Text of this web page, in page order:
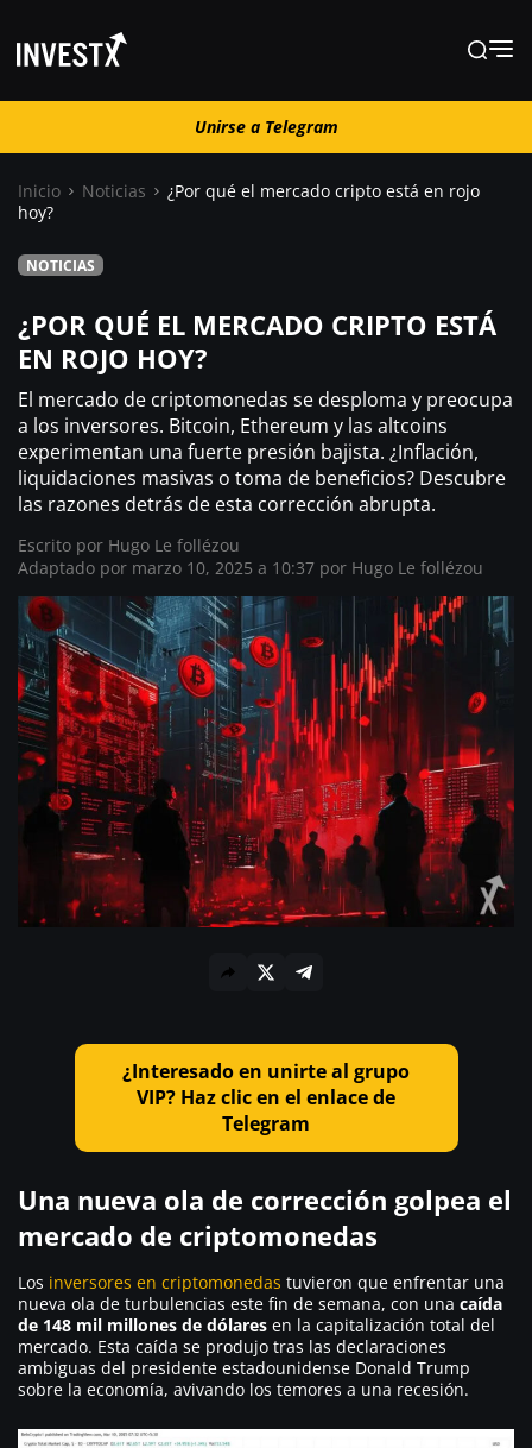
Unirse a Telegram
Guías
Trading
¿ Dónde comprar ?
Unirse a Telegram
Inicio Noticias
¿Por qué el mercado cripto está en rojo
hoy?
NOTICIAS
¿POR QUÉ EL MERCADO CRIPTO ESTÁ
EN ROJO HOY?
El mercado de criptomonedas se desploma y preocupa
a los inversores. Bitcoin, Ethereum y las altcoins
experimentan una fuerte presión bajista. ¿Inflación,
liquidaciones masivas o toma de beneficios? Descubre
las razones detrás de esta corrección abrupta.
Escrito por Hugo Le follézou
Adaptado por marzo 10, 2025 a 10:37 por Hugo Le follézou
¿Interesado en unirte al grupo
VIP? Haz clic en el enlace de
Telegram
Una nueva ola de corrección golpea el
mercado de criptomonedas
Los inversores en criptomonedas tuvieron que enfrentar una
nueva ola de turbulencias este fin de semana, con una caída
de 148 mil millones de dólares en la capitalización total del
mercado. Esta caída se produjo tras las declaraciones
ambiguas del presidente estadounidense Donald Trump
sobre la economía, avivando los temores a una recesión.